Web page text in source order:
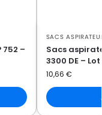
4200
752 –
SACS
Sacs
3300 DE –
10,66 €